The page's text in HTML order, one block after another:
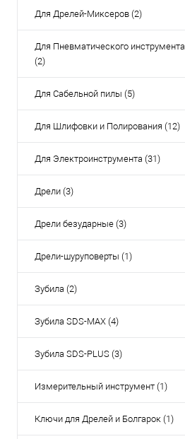
Для Дрелей-Миксеров (2)
Для Пневматического инструмента
(2)
Для Сабельной пилы (5)
Для Шлифовки и Полирования (12)
Для Электроинструмента (31)
Дрели (3)
Дрели безударные (3)
Дрели-шуруповерты (1)
Зубила (2)
Зубила SDS-MAX (4)
Зубила SDS-PLUS (3)
Измерительный инструмент (1)
Ключи для Дрелей и Болгарок (1)